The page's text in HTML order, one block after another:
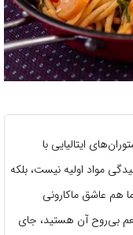
ایتالیایی با
مواد اولیه نیست، بلکه
هم عاشق ماکارونی
بی‌روح آن هستید، جای